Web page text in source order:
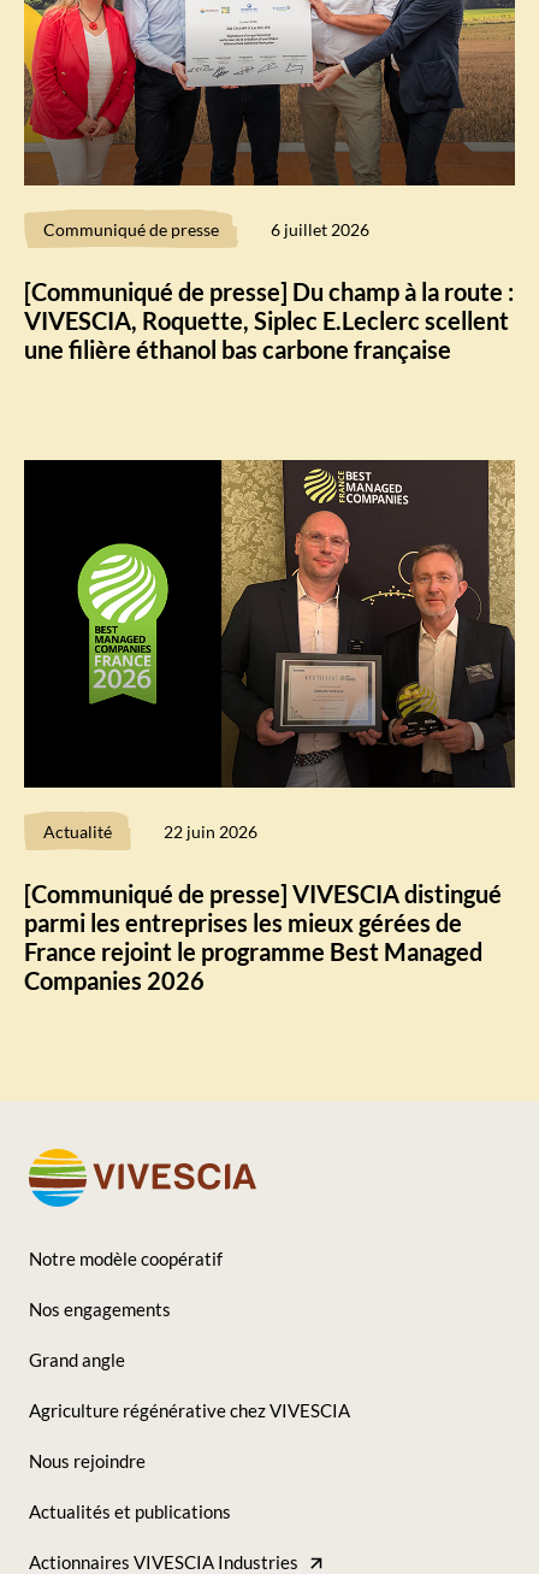
Communiqué de presse 6 juillet 2026
[Communiqué de presse] Du champ à la route :
VIVESCIA, Roquette, Siplec E.Leclerc scellent
une filière éthanol bas carbone française
Actualité 22 juin 2026
[Communiqué de presse] VIVESCIA distingué
parmi les entreprises les mieux gérées de
France rejoint le programme Best Managed
Companies 2026
Seconde
colonne
Notre modèle coopératif
Nos engagements
Grand angle
Agriculture régénérative chez VIVESCIA
Nous rejoindre
Actualités et publications
Actionnaires VIVESCIA Industries